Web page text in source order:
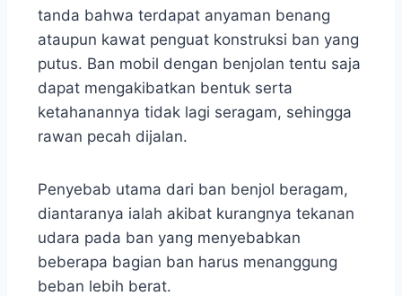
tanda bahwa terdapat anyaman benang
ataupun kawat penguat konstruksi ban yang
putus. Ban mobil dengan benjolan tentu saja
dapat mengakibatkan bentuk serta
ketahanannya tidak lagi seragam, sehingga
rawan pecah dijalan.
Penyebab utama dari ban benjol beragam,
diantaranya ialah akibat kurangnya tekanan
udara pada ban yang menyebabkan
beberapa bagian ban harus menanggung
beban lebih berat.